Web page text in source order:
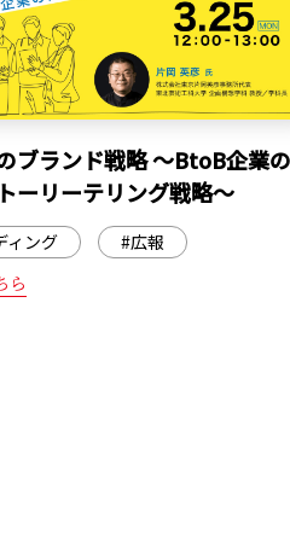
ブランド戦略 ～BtoB企業の
ーリーテリング戦略～
ィング
#広報
ら